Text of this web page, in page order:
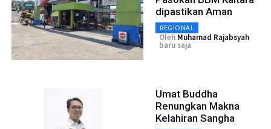
dipastikan Aman
REGIONAL
Oleh Muhamad Rajabsyah
baru saja
Umat Buddha
Renungkan Makna
Kelahiran Sangha